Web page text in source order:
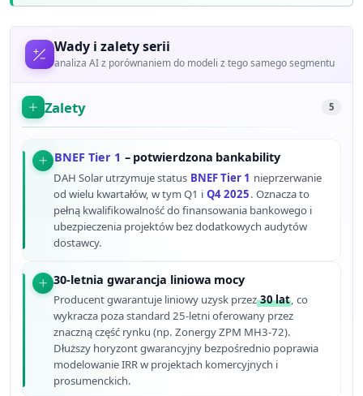
Wady i zalety serii
analiza AI z porównaniem do modeli z tego samego segmentu
Zalety 5
BNEF Tier 1 – potwierdzona bankability
DAH Solar utrzymuje status BNEF Tier 1 nieprzerwanie
od wielu kwartałów, w tym Q1 i Q4 2025. Oznacza to
pełną kwalifikowalność do finansowania bankowego i
ubezpieczenia projektów bez dodatkowych audytów
dostawcy.
30-letnia gwarancja liniowa mocy
Producent gwarantuje liniowy uzysk przez30 lat, co
wykracza poza standard 25-letni oferowany przez
znaczną część rynku (np. Zonergy ZPM MH3-72).
Dłuższy horyzont gwarancyjny bezpośrednio poprawia
modelowanie IRR w projektach komercyjnych i
prosumenckich.